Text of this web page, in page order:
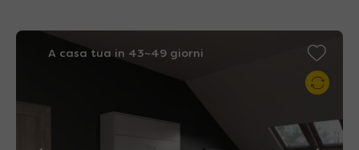
A casa tua in 43~49 giorni